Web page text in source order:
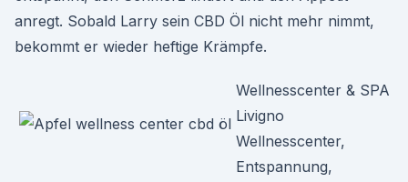
anregt. Sobald Larry sein CBD Öl nicht mehr nimmt,
bekommt er wieder heftige Krämpfe.
Wellnesscenter & SPA
Livigno
Wellnesscenter,
Entspannung,